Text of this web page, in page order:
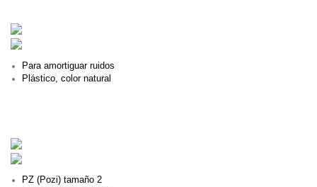
Para amortiguar ruidos
Plástico, color natural
PZ (Pozi) tamaño 2